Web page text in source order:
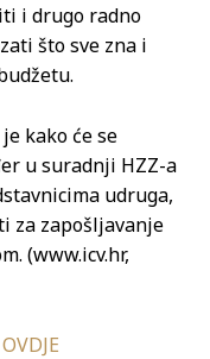
i drugo radno
što sve zna i
kako će se
u suradnji HZZ-a
udruga,
za zapošljavanje
(www.icv.hr,
OVDJE